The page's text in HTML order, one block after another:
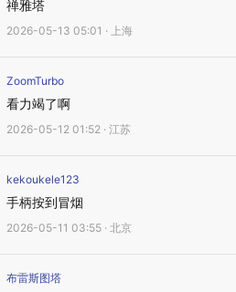
禅雅塔
2026-05-13 05:01 · 上海
ZoomTurbo
看力竭了啊
2026-05-12 01:52 · 江苏
kekoukele123
手柄按到冒烟
2026-05-11 03:55 · 北京
布雷斯图塔